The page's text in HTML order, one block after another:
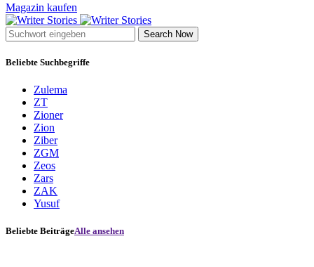
Magazin kaufen
Search Now
Beliebte Suchbegriffe
Zulema
ZT
Zioner
Zion
Ziber
ZGM
Zeos
Zars
ZAK
Yusuf
Beliebte BeiträgeAlle ansehen